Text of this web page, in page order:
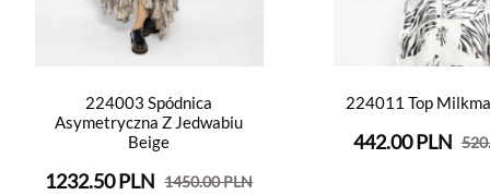
224003 Spódnica
Asymetryczna Z Jedwabiu
Beige
1232.50 PLN 1450.00 PLN
224011 Top
442.00 PLN